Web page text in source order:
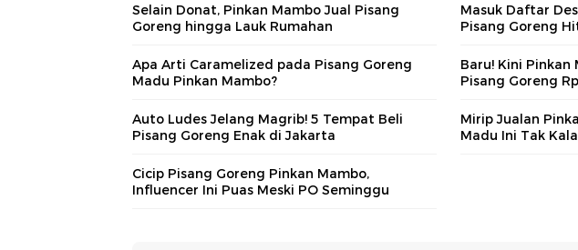
Selain Donat, Pinkan Mambo Jual Pisang
Goreng hingga Lauk Rumahan
Masuk Daftar
Pisang Goreng
Apa Arti Caramelized pada Pisang Goreng
Madu Pinkan Mambo?
Baru! Kini Pinkan
Pisang Goreng
Auto Ludes Jelang Magrib! 5 Tempat Beli
Pisang Goreng Enak di Jakarta
Mirip Jualan
Madu Ini Tak
Cicip Pisang Goreng Pinkan Mambo,
Influencer Ini Puas Meski PO Seminggu